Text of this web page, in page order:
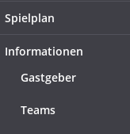
Spielplan
Informationen
Gastgeber
Teams